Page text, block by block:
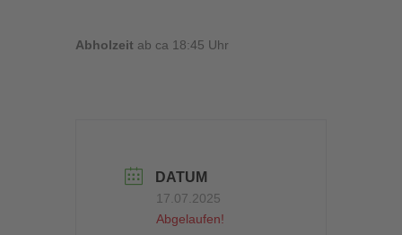
Abholzeit ab ca 18:45 Uhr
DATUM
17.07.2025
Abgelaufen!